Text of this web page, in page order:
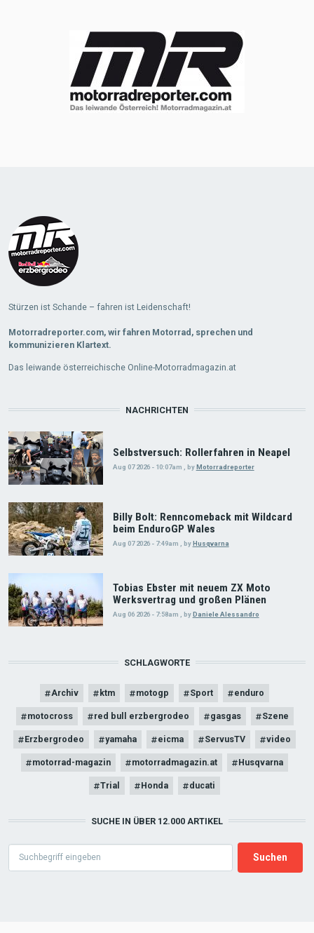
Stürzen ist Schande – fahren ist Leidenschaft!
Motorradreporter.com, wir fahren Motorrad, sprechen und
kommunizieren Klartext.
Das leiwande österreichische Online-Motorradmagazin.at
NACHRICHTEN
Selbstversuch: Rollerfahren in Neapel
Aug 07 2026 - 10:07am byMotorradreporter
Billy Bolt: Renncomeback mit Wildcard
beim EnduroGP Wales
Aug 07 2026 - 7:49am , byHusqvarna
Tobias Ebster mit neuem ZX Moto
Werksvertrag und großen Plänen
Aug 06 2026 - 7:58am byDaniele Alessandro
SCHLAGWORTE
Archiv ktm motogp Sport enduro
motocross red bull erzbergrodeo gasgas Szene
Erzbergrodeo yamaha eicma ServusTV video
motorrad-magazin motorradmagazin.at Husqvarna
Trial Honda ducati
SUCHE IN ÜBER 12.000 ARTIKEL